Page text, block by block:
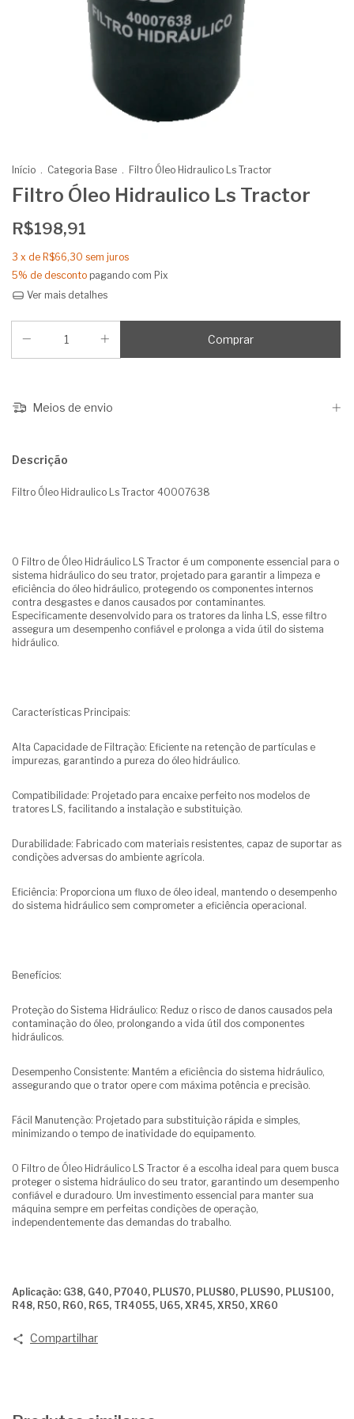
Início . Categoria Base . Filtro Óleo Hidraulico Ls Tractor
Filtro Óleo Hidraulico Ls Tractor
R$198,91
3 x de R$66,30 sem juros
5% de desconto pagando com Pix
Ver mais detalhes
Meios de envio
Descrição
Filtro Óleo Hidraulico Ls Tractor 40007638
O Filtro de Óleo Hidráulico LS Tractor é um componente essencial para o
sistema hidráulico do seu trator, projetado para garantir a limpeza e
eficiência do óleo hidráulico, protegendo os componentes internos
contra desgastes e danos causados por contaminantes.
Especificamente desenvolvido para os tratores da linha LS, esse filtro
assegura um desempenho confiável e prolonga a vida útil do sistema
hidráulico.
Características Principais:
Alta Capacidade de Filtração: Eficiente na retenção de partículas e
impurezas, garantindo a pureza do óleo hidráulico.
Compatibilidade: Projetado para encaixe perfeito nos modelos de
tratores LS, facilitando a instalação e substituição.
Durabilidade: Fabricado com materiais resistentes, capaz de suportar as
condições adversas do ambiente agrícola.
Eficiência: Proporciona um fluxo de óleo ideal, mantendo o desempenho
do sistema hidráulico sem comprometer a eficiência operacional.
Benefícios:
Proteção do Sistema Hidráulico: Reduz o risco de danos causados pela
contaminação do óleo, prolongando a vida útil dos componentes
hidráulicos.
Desempenho Consistente: Mantém a eficiência do sistema hidráulico,
assegurando que o trator opere com máxima potência e precisão.
Fácil Manutenção: Projetado para substituição rápida e simples,
minimizando o tempo de inatividade do equipamento.
O Filtro de Óleo Hidráulico LS Tractor é a escolha ideal para quem busca
proteger o sistema hidráulico do seu trator, garantindo um desempenho
confiável e duradouro. Um investimento essencial para manter sua
máquina sempre em perfeitas condições de operação,
independentemente das demandas do trabalho.
Aplicação: G38, G40, P7040, PLUS70, PLUS80, PLUS90, PLUS100,
R48, R50, R60, R65, TR4055, U65, XR45, XR50, XR60
Compartilhar